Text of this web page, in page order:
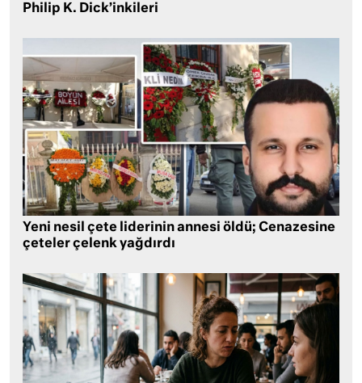
Philip K. Dick’inkileri
Yeni nesil çete liderinin annesi öldü; Cenazesine
çeteler çelenk yağdırdı